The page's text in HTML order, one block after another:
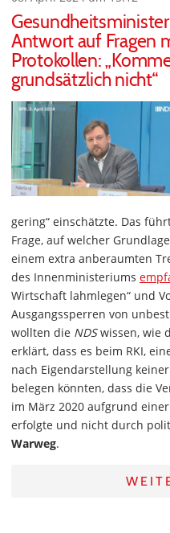
Antwort auf Fragen
Protokollen:
grundsätzlich nicht“
gering“ einschätzte. Das
Frage, auf welcher
einem extra anberaumten
des Innenministeriums
Wirtschaft lahmlegen“ und
Ausgangssperren von
wollten die NDSwissen, wie
erklärt, dass es beim RKI,
nach Eigendarstellung
belegen könnten, dass die
im März 2020 aufgrund
erfolgte und nicht durch
Warweg.